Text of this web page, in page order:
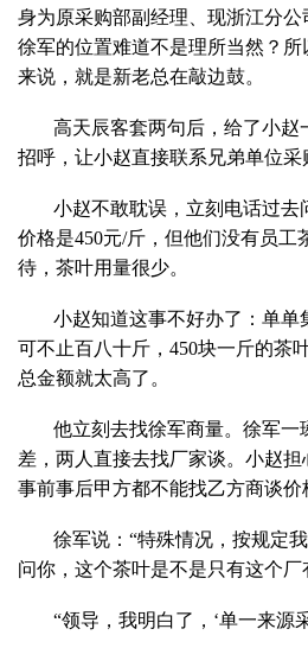
身为原采购部副经理、现浙江分
徐军的位置难道不是理所当然？
来说，就是新老总在敲边鼓。
高天辰客套两句后，给了小赵
招呼，让小赵直接联系兄弟单位采
小赵不敢耽误，立刻电话过去
价格是450元/斤，但他们没有员工
待，茶叶用量很少。
小赵知道这事不好办了：单单
可不止百八十斤，450块一斤的茶
总金额就太高了。
他立刻去找徐军商量。徐军一
差，两人直接去找厂家谈。小赵担
事前事后甲方都不能找乙方商谈价
徐军说：“特殊情况，按规定
问你，这个茶叶是不是只有这个厂
“领导，我明白了，‘单一来源